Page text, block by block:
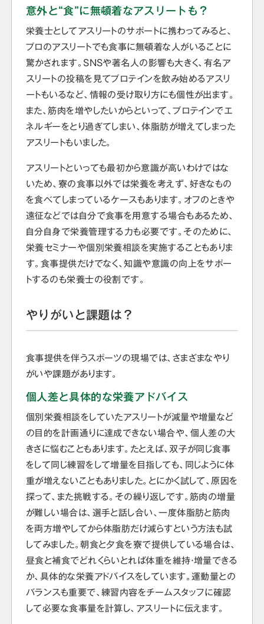
意外と“食”に無頓着なアスリートも？
栄養士としてアスリートのサポートに携わってみると、
プロのアスリートでも食事に無頓着な人がいることに
驚かされます。SNSや著名人の影響も大きく、有名ア
スリートの投稿を見てプロテインを飲み始めるアスリ
ートもいるなど、情報の受け取り方にも個性が出ます。
また、筋肉を増やしたいからといって、プロテインでエ
ネルギーをとり過ぎてしまい、体脂肪が増えてしまった
アスリートもいました。
アスリートといっても最初から意識が高いわけではな
いため、寮の食事以外では栄養を考えず、好きなもの
を食べてしまっているケースもあります。オフのときや
遠征などでは自分で食事を用意する場合もあるため、
自分自身で栄養管理する力も必要です。そのために、
栄養セミナーや個別栄養相談を実施することもありま
す。食事提供だけでなく、知識や意識の向上をサポー
トするのも栄養士の役割です。
やりがいと課題は？
食事提供を伴うスポーツの現場では、さまざまなやり
がいや課題があります。
個人差と具体的な栄養アドバイス
個別栄養相談をしていたアスリートが減量や増量など
の目的を計画通りに達成できない場合や、個人差の大
きさに悩むこともあります。たとえば、双子が同じ食事
をして同じ練習をして増量を目指しても、同じように体
重が増えないこともありました。とにかく試して、原因を
探って、また挑戦する。その繰り返しです。筋肉の増量
が難しい場合は、選手と話し合い、一度体脂肪と筋肉
を両方増やしてから体脂肪だけ減らすという方法も試
してみました。朝食と夕食を寮で提供している場合は、
昼食と補食でどれくらいとれば体重を維持・増量できる
か、具体的な栄養アドバイスをしています。運動量との
バランスも重要で、練習内容をチームスタッフに確認
して必要な食事量を計算し、アスリートに伝えます。